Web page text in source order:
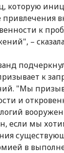
которую
привлечения
к
–
к
"Мы
и
если мы
в